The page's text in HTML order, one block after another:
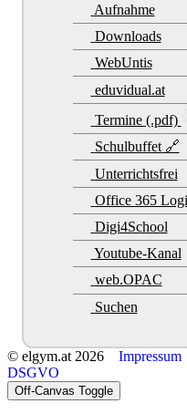
Aufnahme
Downloads
WebUntis
eduvidual.at
Termine (.pdf)
Schulbuffet 🔗
Unterrichtsfrei
Office 365
Digi4School
Youtube-Kanal
web.OPAC
Suchen
© elgym.at 2026 Impressum
DSGVO
Off-Canvas Toggle